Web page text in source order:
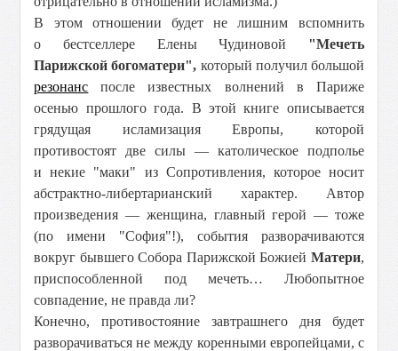
В этом отношении будет не лишним вспомнить
о бестселлере Елены Чудиновой "Мечеть
Парижской богоматери", который получил большой
резонанс после известных волнений в Париже
осенью прошлого года. В этой книге описывается
грядущая исламизация Европы, которой
противостоят две силы — католическое подполье
и некие "маки" из Сопротивления, которое носит
абстрактно-либертарианский характер. Автор
произведения — женщина, главный герой — тоже
(по имени "София"!), события разворачиваются
вокруг бывшего Собора Парижской Божией Матери,
приспособленной под мечеть… Любопытное
совпадение, не правда ли?
Конечно, противостояние завтрашнего дня будет
разворачиваться не между коренными европейцами, с